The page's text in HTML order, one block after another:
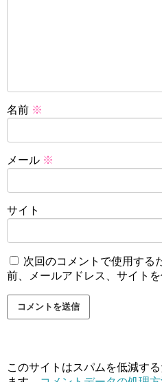
名前 ※
メール ※
サイト
次回のコメントで使用する
前、メールアドレス、サイトを
このサイトはスパムを低減す